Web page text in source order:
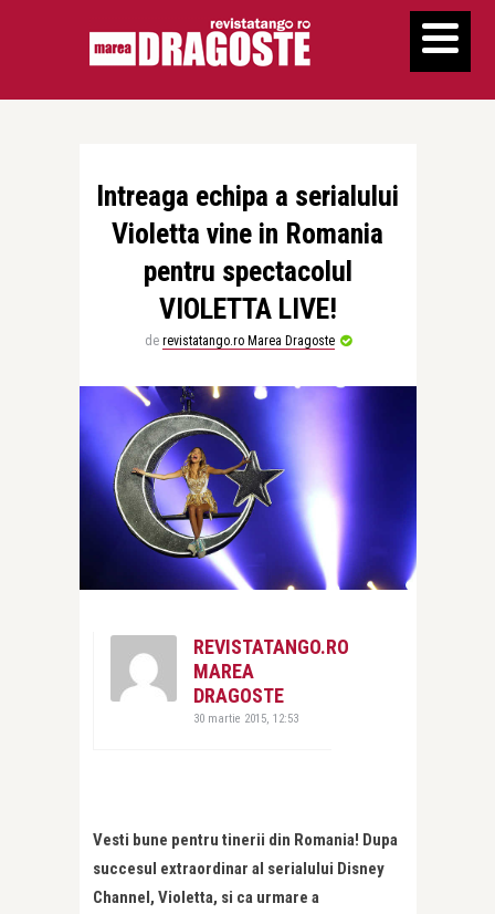
Intreaga echipa a serialului
Violetta vine in Romania
pentru spectacolul
VIOLETTA LIVE!
de revistatango.ro Marea Dragoste
REVISTATANGO.RO
MAREA
DRAGOSTE
30 martie 2015, 12:53
Vesti bune pentru tinerii din Romania! Dupa
succesul extraordinar al serialului Disney
Channel, Violetta, si ca urmare a